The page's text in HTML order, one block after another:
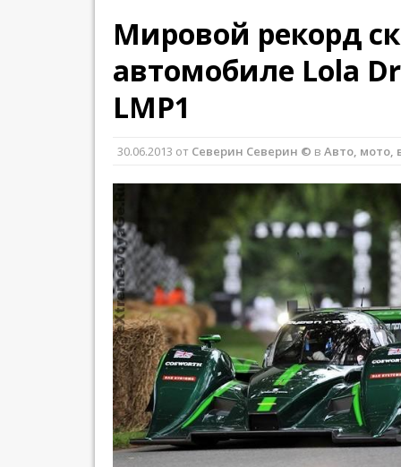
Мировой рекорд
автомобиле Lola
LMP1
30.06.2013 от Северин Северин © в Авто, мото,